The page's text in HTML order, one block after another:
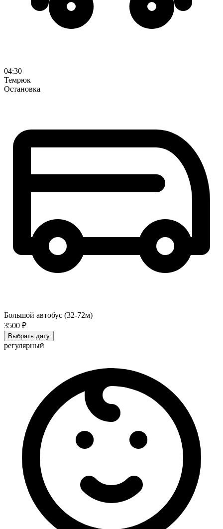
04:30
Темрюк
Остановка
Большой автобус (32-72м)
3500 ₽
Выбрать дату
регулярный